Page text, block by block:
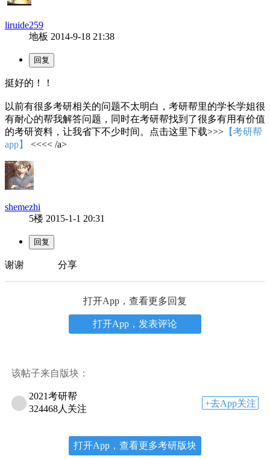
liruide259
地板 2014-9-18 21:38
挺好的！！
以前有很多考研相关的问题不太明白，考研帮里的学长学姐很
有耐心的帮我解答问题，同时在考研帮找到了很多有用有价值
的考研资料，让我省下不少时间。点击这里下载>>> 【考研帮
app】
<<<< /a>
shemezhi
5楼 2015-1-1 20:31
谢谢 分享
打开App，查看更多回复
打开App，发表评论
该帖子来自版块：
2021考研帮
324468人关注
+去App关注
打开App，查看更多考研版块